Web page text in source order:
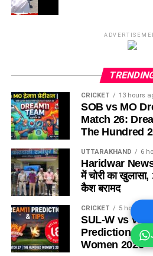
CRICKET 13 hours
SOB vs MO
Match 26:
The Hundred
UTTARAKHAND 6
Haridwar
में चोरी का खुलासा,
कैश बरामद
CRICKET 5 hours ago
SUL-W vs
Prediction
Women 2026